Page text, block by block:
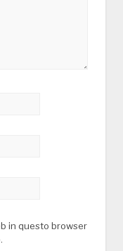
in questo browser